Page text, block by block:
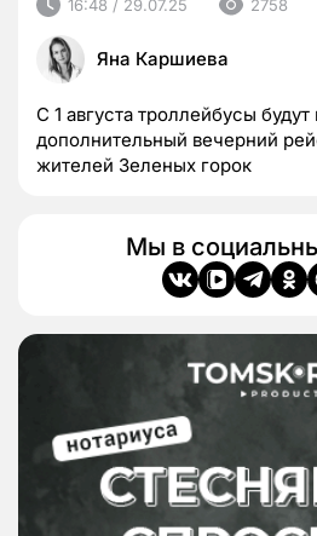
16:48 / 29.07.25 2758
Яна Каршиева
С 1 августа троллейбусы
дополнительный вечерний
жителей Зеленых горок
Мы в